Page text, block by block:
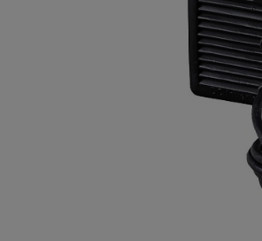
Техника для
Тачки
Лестницы и
Штукатурные
Сварочные
Тепловые
Металл и